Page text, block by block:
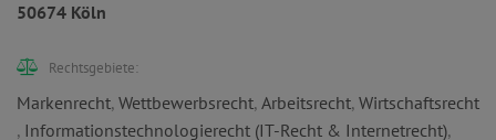
50674 Köln
Rechtsgebiete:
Markenrecht, Wettbewerbsrecht, Arbeitsrecht, Wirtschaftsrecht
, Informationstechnologierecht (IT-Recht & Internetrecht),